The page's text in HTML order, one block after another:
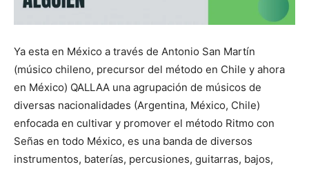
Ya esta en México a través de Antonio San Martín
(músico chileno, precursor del método en Chile y ahora
en México) QALLAA una agrupación de músicos de
diversas nacionalidades (Argentina, México, Chile)
enfocada en cultivar y promover el método Ritmo con
Señas en todo México, es una banda de diversos
instrumentos, baterías, percusiones, guitarras, bajos,